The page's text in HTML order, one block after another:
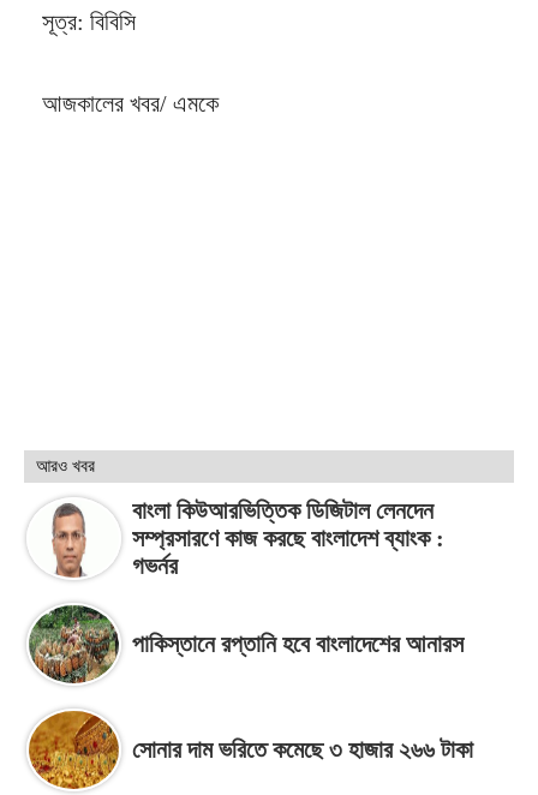
সূত্র: বিবিসি
আজকালের খবর/ এমকে
আরও খবর
বাংলা কিউআরভিত্তিক ডিজিটাল লেনদেন
সম্প্রসারণে কাজ করছে বাংলাদেশ ব্যাংক :
গভর্নর
পাকিস্তানে রপ্তানি হবে বাংলাদেশের আনারস
সোনার দাম ভরিতে কমেছে ৩ হাজার ২৬৬ টাকা